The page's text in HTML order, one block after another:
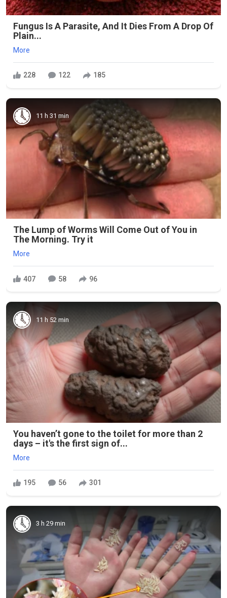
Fungus Is A Parasite, And It Dies From A Drop Of
Plain...
More
228 122 185
11 h 31 min
The Lump of Worms Will Come Out of You in
The Morning. Try it
More
407 58 96
11 h 52 min
You haven’t gone to the toilet for more than 2
days – it's the first sign of...
More
195 56 301
3 h 29 min